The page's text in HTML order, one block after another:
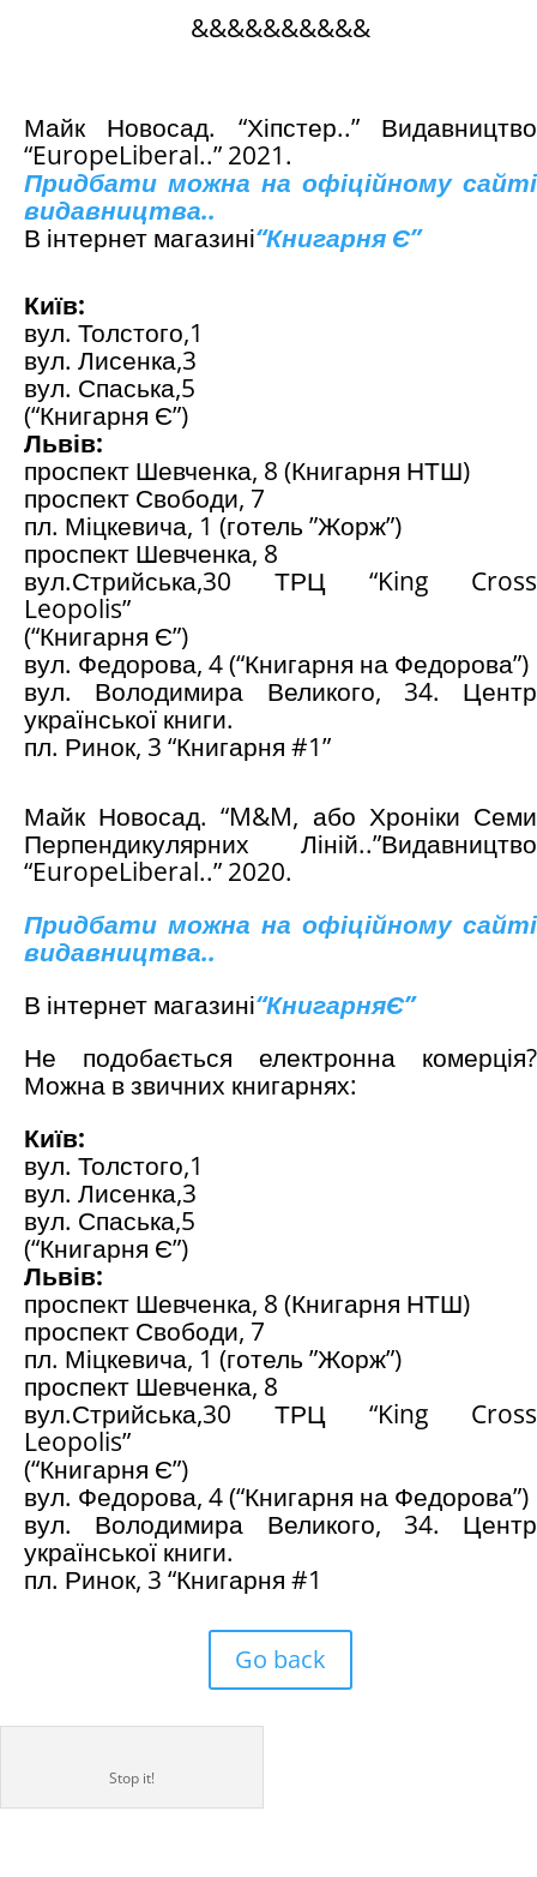
&&&&&&&&&&
Майк Новосад. “Хіпстер..” Видавництво
“EuropeLiberal..” 2021.
Придбати можна на офіційному сайті
видавництва..
В інтернет магазині“Книгарня Є”
Київ:
вул. Толстого,1
вул. Лисенка,3
вул. Спаська,5
(“Книгарня Є”)
Львів:
проспект Шевченка, 8 (Книгарня НТШ)
проспект Свободи, 7
пл. Міцкевича, 1 (готель ”Жорж”)
проспект Шевченка, 8
вул.Стрийська,30 ТРЦ “King Cross
Leopolis”
(“Книгарня Є”)
вул. Федорова, 4 (“Книгарня на Федорова”)
вул. Володимира Великого, 34. Центр
української книги.
пл. Ринок, 3 “Книгарня #1”
Майк Новосад. “M&M, або Хроніки Семи
Перпендикулярних Ліній..”Видавництво
“EuropeLiberal..” 2020.
Придбати можна на офіційному сайті
видавництва..
В інтернет магазині“КнигарняЄ”
Не подобається електронна комерція?
Можна в звичних книгарнях:
Київ:
вул. Толстого,1
вул. Лисенка,3
вул. Спаська,5
(“Книгарня Є”)
Львів:
проспект Шевченка, 8 (Книгарня НТШ)
проспект Свободи, 7
пл. Міцкевича, 1 (готель ”Жорж”)
проспект Шевченка, 8
вул.Стрийська,30 ТРЦ “King Cross
Leopolis”
(“Книгарня Є”)
вул. Федорова, 4 (“Книгарня на Федорова”)
вул. Володимира Великого, 34. Центр
української книги.
пл. Ринок, 3 “Книгарня #1
Go back
Stop it!